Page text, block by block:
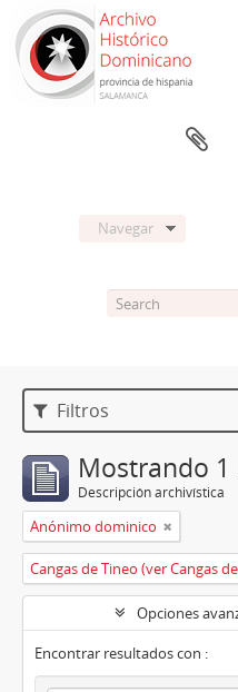
Navegar
Filtros
Mostrando
Descripción archivística
Anónimo dominico
Cangas de Tineo (ver Cangas
Opciones
Encontrar resultados con :